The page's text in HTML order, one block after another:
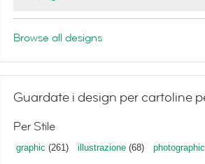
Browse all designs
Guardate i design per cartoline
Per Stile
graphic (261) illustrazione (68) photographic